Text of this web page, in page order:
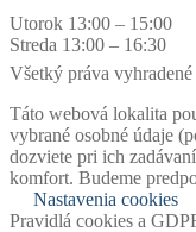
Utorok 13:00 – 15:00
Streda 13:00 – 16:30
Všetký práva
Táto webová lokalita
vybrané osobné údaje
dozviete pri ich
komfort. Budeme
Nastavenia cookies
Pravidlá cookies a